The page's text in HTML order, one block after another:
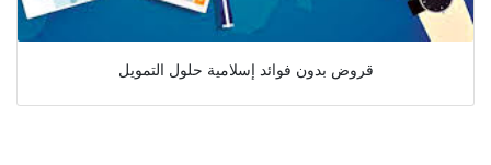
قروض بدون فوائد إسلامية حلول التمويل